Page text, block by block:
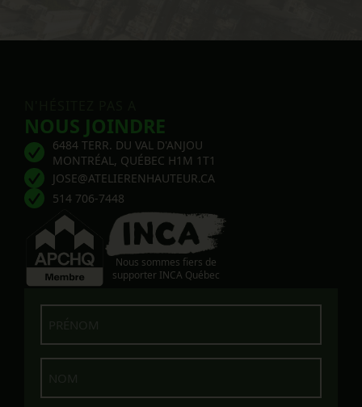
NOUS JOINDRE
6484 TERR. DU VAL D'ANJOU
MONTRÉAL, QUÉBEC H1M 1T1
JOSE@ATELIERENHAUTEUR.CA
514 706-7448
Nous sommes fiers de
supporter INCA Québec